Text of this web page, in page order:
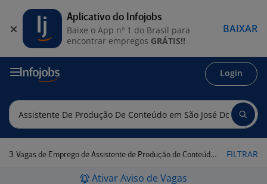
Login
3 Vagas de Emprego de Assistente de Produção de Conteúdo em São José do Rio Preto - SP FILTRAR
Ativar Aviso de Vagas
Aplicativo do Infojobs
Baixe o App nº 1 do Brasil para
encontrar empregos GRÁTIS!!
BAIXAR